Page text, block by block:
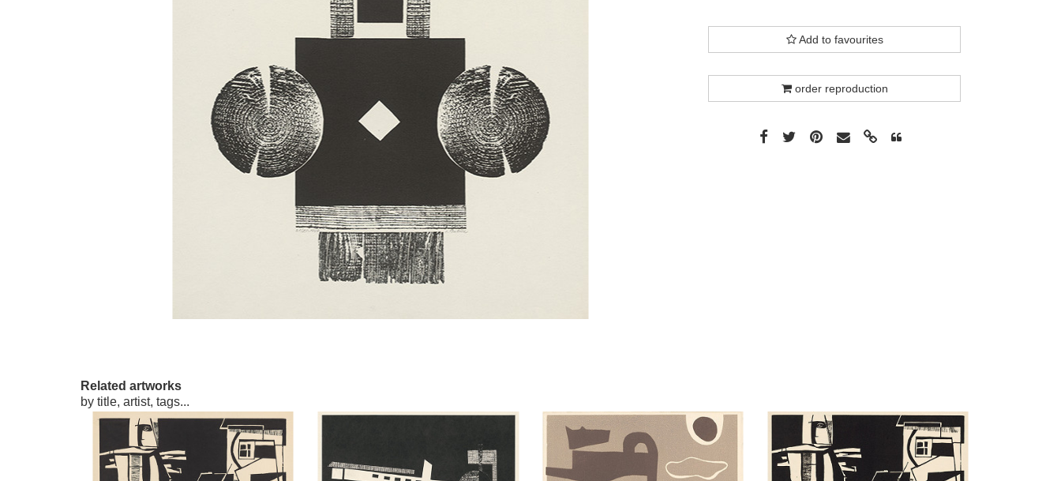
Add to favourites
order reproduction
Related artworks
by title, artist, tags...